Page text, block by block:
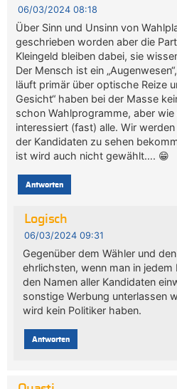
06/03/2024 08:18
Über Sinn und Unsinn von
geschrieben worden aber die
Kleingeld bleiben dabei, sie
Der Mensch ist ein
läuft primär über optische Reize
Gesicht“ haben bei der Masse
schon Wahlprogramme, aber
interessiert (fast) alle. Wir
der Kandidaten zu sehen
ist wird auch nicht gewählt…. 😁
Antworten
Logisch
06/03/2024 09:31
Gegenüber dem Wähler und
ehrlichsten, wenn man in
den Namen aller Kandidaten
sonstige Werbung unterlassen
wird kein Politiker haben.
Antworten